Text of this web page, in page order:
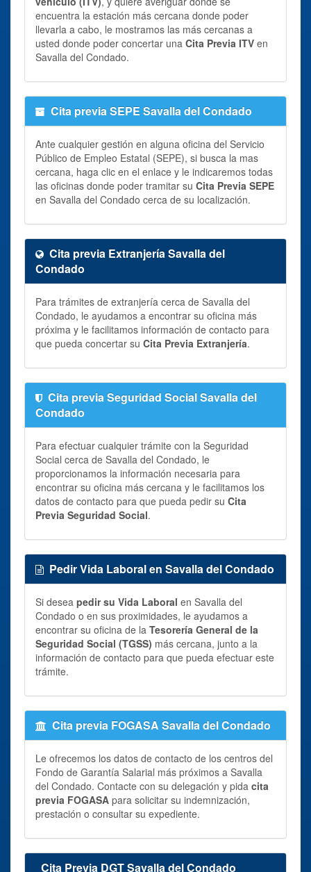
encuentra la estación más cercana donde poder
llevarla a cabo, le mostramos las más cercanas a
usted donde poder concertar una Cita Previa ITV en
Savalla del Condado.
Cita previa SEPE Savalla del Condado
Ante cualquier gestión en alguna oficina del Servicio
Público de Empleo Estatal (SEPE), si busca la mas
cercana, haga clic en el enlace y le indicaremos todas
las oficinas donde poder tramitar su Cita Previa SEPE
en Savalla del Condado cerca de su localización.
Cita previa Extranjería Savalla del
Condado
Para trámites de extranjería cerca de Savalla del
Condado, le ayudamos a encontrar su oficina más
próxima y le facilitamos información de contacto para
que pueda concertar su Cita Previa Extranjería.
Cita previa Seguridad Social Savalla del
Condado
Para efectuar cualquier trámite con la Seguridad
Social cerca de Savalla del Condado, le
proporcionamos la información necesaria para
encontrar su oficina más cercana y le facilitamos los
datos de contacto para que pueda pedir su Cita
Previa Seguridad Social.
Pedir Vida Laboral en Savalla del Condado
Si desea pedir su Vida Laboral en Savalla del
Condado o en sus proximidades, le ayudamos a
encontrar su oficina de la Tesorería General de la
Seguridad Social (TGSS) más cercana, junto a la
información de contacto para que pueda efectuar este
trámite.
Cita previa FOGASA Savalla del Condado
Le ofrecemos los datos de contacto de los centros del
Fondo de Garantía Salarial más próximos a Savalla
del Condado. Contacte con su delegación y pida cita
previa FOGASA para solicitar su indemnización,
prestación o consultar su expediente.
Cita Previa DGT Savalla del Condado